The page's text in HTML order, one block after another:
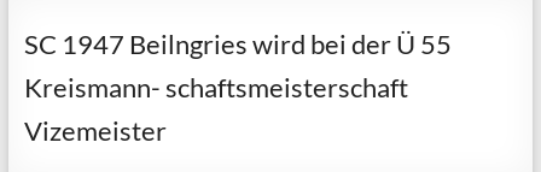
SC 1947 Beilngries wird bei der Ü 55
Kreismann- schaftsmeisterschaft
Vizemeister